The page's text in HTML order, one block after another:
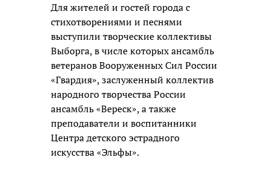
Для жителей и гостей города с
стихотворениями и песнями
выступили творческие коллективы
Выборга, в числе которых ансамбль
ветеранов Вооруженных Сил России
«Гвардия», заслуженный коллектив
народного творчества России
ансамбль «Вереск», а также
преподаватели и воспитанники
Центра детского эстрадного
искусства «Эльфы».